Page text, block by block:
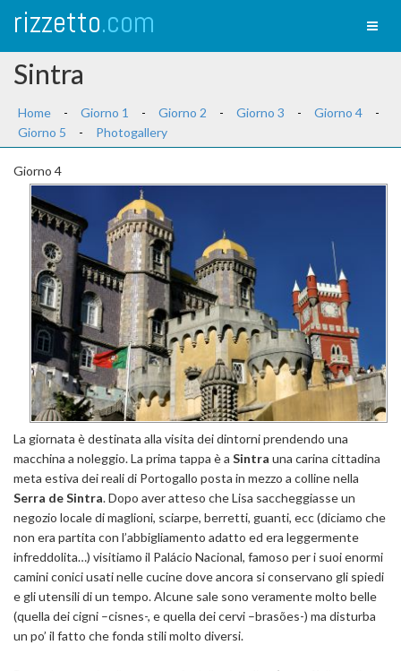
rizzetto.com
Sintra
Home - Giorno 1 - Giorno 2 - Giorno 3 - Giorno 4
-
Giorno 5
- Photogallery
Giorno 4
La giornata è destinata alla visita dei dintorni prendendo una
macchina a noleggio. La prima tappa è a Sintra una carina cittadina
meta estiva dei reali di Portogallo posta in mezzo a colline nella
Serra de Sintra. Dopo aver atteso che Lisa saccheggiasse un
negozio locale di maglioni, sciarpe, berretti, guanti, ecc (diciamo che
non era partita con l’abbigliamento adatto ed era leggermente
infreddolita…) visitiamo il Palácio Nacional, famoso per i suoi enormi
camini conici usati nelle cucine dove ancora si conservano gli spiedi
e gli utensili di un tempo. Alcune sale sono veramente molto belle
(quella dei cigni –cisnes-, e quella dei cervi –brasões-) ma disturba
un po’ il fatto che fonda stili molto diversi.